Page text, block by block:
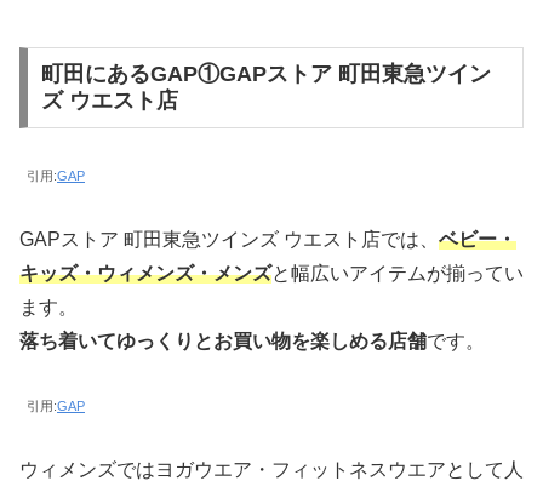
町田にあるGAP①GAPストア 町田東急ツイン
ズ ウエスト店
引用:GAP
GAPストア 町田東急ツインズ ウエスト店では、 ベビー・
キッズ・ウィメンズ・メンズと幅広いアイテムが揃ってい
ます。
落ち着いてゆっくりとお買い物を楽しめる店舗です。
引用:GAP
ウィメンズではヨガウエア・フィットネスウエアとして人